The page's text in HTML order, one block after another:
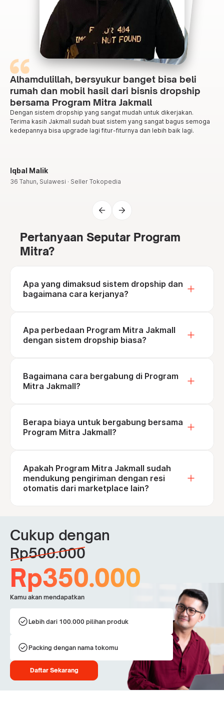
Alhamdulillah, bersyukur banget bisa beli
rumah dan mobil hasil dari bisnis dropship
bersama Program Mitra Jakmall
Dengan sistem dropship yang sangat mudah untuk dikerjakan.
Terima kasih Jakmall sudah buat sistem yang sangat bagus semoga
kedepannya bisa upgrade lagi fitur-fiturnya dan lebih baik lagi.
Iqbal Malik
36 Tahun, Sulawesi · Seller Tokopedia
arrow_back arrow_forward
Pertanyaan Seputar Program
Mitra?
Apa yang dimaksud sistem dropship dan
bagaimana cara kerjanya?
Apa perbedaan Program Mitra Jakmall
dengan sistem dropship biasa?
Bagaimana cara bergabung di Program
Mitra Jakmall?
Berapa biaya untuk bergabung bersama
Program Mitra Jakmall?
Apakah Program Mitra Jakmall sudah
mendukung pengiriman dengan resi
otomatis dari marketplace lain?
Cukup dengan
Rp500.000
Rp350.000
Kamu akan mendapatkan
check_circleLebih dari 100.000 pilihan produk
check_circlePacking dengan nama tokomu
Daftar Sekarang